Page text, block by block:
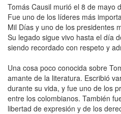
Tomás Causil murió el 8 de mayo
Fue uno de los líderes más
Mil Días y uno de los presidentes
Su legado sigue vivo hasta el día
siendo recordado con respeto y
Una cosa poco conocida sobre
amante de la literatura. Escribió
durante su vida, y fue uno de los
entre los colombianos. También
libertad de expresión y de los